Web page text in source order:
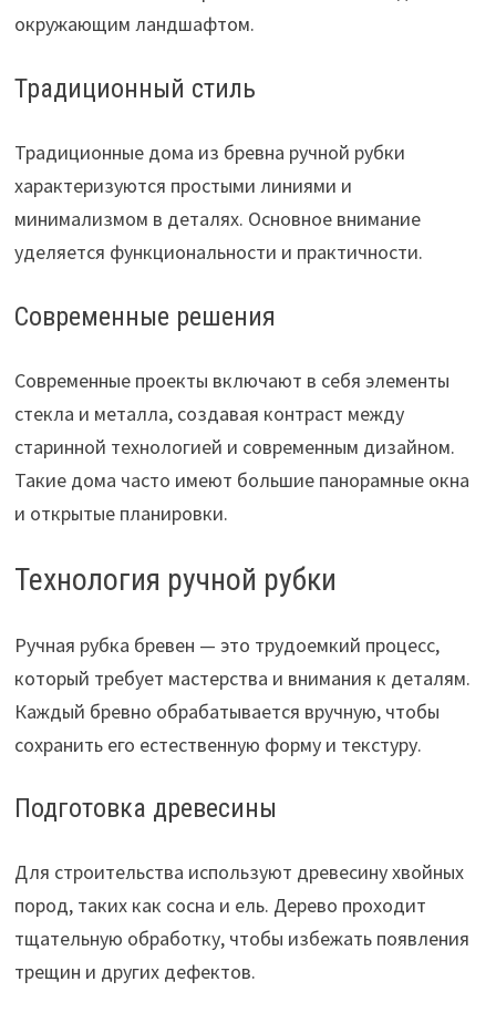
окружающим ландшафтом.
Традиционный стиль
Традиционные дома из бревна ручной рубки
характеризуются простыми линиями и
минимализмом в деталях. Основное внимание
уделяется функциональности и практичности.
Современные решения
Современные проекты включают в себя элементы
стекла и металла, создавая контраст между
старинной технологией и современным дизайном.
Такие дома часто имеют большие панорамные окна
и открытые планировки.
Технология ручной рубки
Ручная рубка бревен — это трудоемкий процесс,
который требует мастерства и внимания к деталям.
Каждый бревно обрабатывается вручную, чтобы
сохранить его естественную форму и текстуру.
Подготовка древесины
Для строительства используют древесину хвойных
пород, таких как сосна и ель. Дерево проходит
тщательную обработку, чтобы избежать появления
трещин и других дефектов.